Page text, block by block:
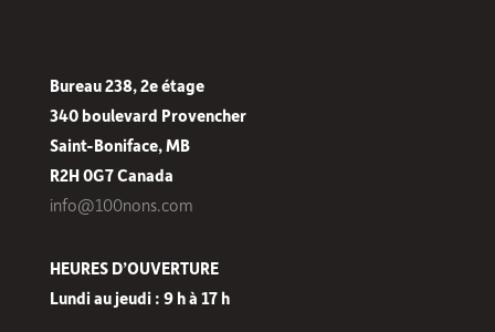
Bureau 238, 2e étage
340 boulevard Provencher
Saint-Boniface, MB
R2H 0G7 Canada
info@100nons.com
HEURES D’OUVERTURE
Lundi au jeudi : 9 h à 17 h